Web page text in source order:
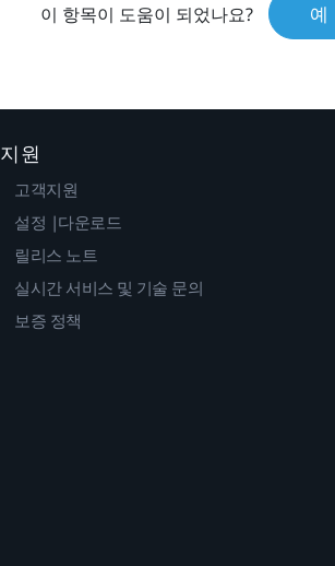
이 항목이 도움이 되었나요? 예
지원
고객지원
설정 |다운로드
릴리스 노트
실시간 서비스 및 기술 문의
보증 정책